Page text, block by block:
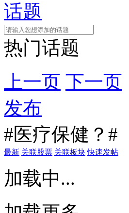
话题
热门话题
上一页 下一页
发布
#医疗保健？#
最新 关联股票 关联板块 快速发帖
加载中...